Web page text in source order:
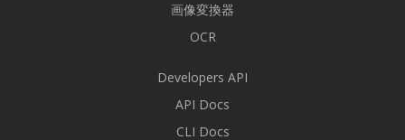
画像変換器
OCR
Developers API
API Docs
CLI Docs